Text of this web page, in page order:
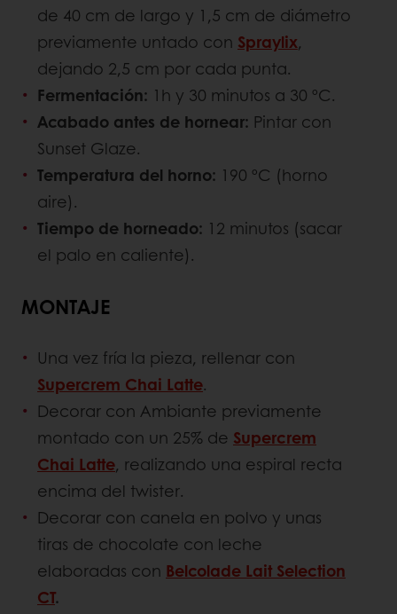
de 40 cm de largo y 1,5 cm de diámetro
previamente untado con Spraylix,
dejando 2,5 cm por cada punta.
Fermentación: 1h y 30 minutos a 30 ºC.
Acabado antes de hornear: Pintar con
Sunset Glaze.
Temperatura del horno: 190 ºC (horno
aire).
Tiempo de horneado: 12 minutos (sacar
el palo en caliente).
MONTAJE
Una vez fría la pieza, rellenar con
Supercrem Chai Latte.
Decorar con Ambiante previamente
montado con un 25% de Supercrem
Chai Latte, realizando una espiral recta
encima del twister.
Decorar con canela en polvo y unas
tiras de chocolate con leche
elaboradas con Belcolade Lait Selection
CT.